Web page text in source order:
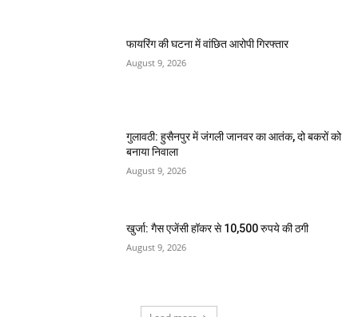
फायरिंग की घटना में वांछित आरोपी गिरफ्तार
August 9, 2026
गुलावठी: हुसैनपुर में जंगली जानवर का आतंक, दो बकरों को
बनाया निवाला
August 9, 2026
खुर्जा: गैस एजेंसी हॉकर से 10,500 रुपये की ठगी
August 9, 2026